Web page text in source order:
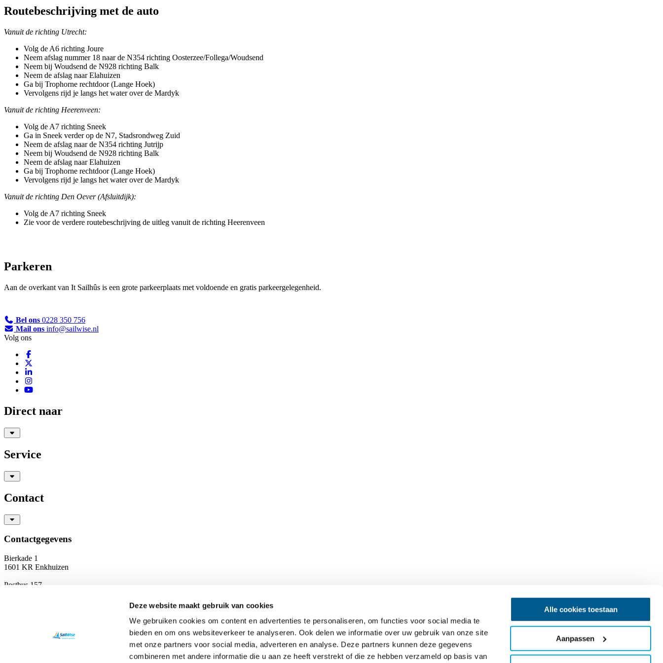
Deze website maakt gebruik van cookies
We gebruiken cookies om content en advertenties te personaliseren, om functies voor social media te
bieden en om ons websiteverkeer te analyseren. Ook delen we informatie over uw gebruik van onze site
met onze partners voor social media, adverteren en analyse. Deze partners kunnen deze gegevens
combineren met andere informatie die u aan ze heeft verstrekt of die ze hebben verzameld op basis van
Alle cookies toestaan
Aanpassen
Routebeschrijving met de auto
Vanuit de richting Utrecht:
Volg de A6 richting Joure
Neem afslag nummer 18 naar de N354 richting Oosterzee/Follega/Woudsend
Neem bij Woudsend de N928 richting Balk
Neem de afslag naar Elahuizen
Ga bij Trophorne rechtdoor (Lange Hoek)
Vervolgens rijd je langs het water over de Mardyk
Vanuit de richting Heerenveen:
Volg de A7 richting Sneek
Ga in Sneek verder op de N7, Stadsrondweg Zuid
Neem de afslag naar de N354 richting Jutrijp
Neem bij Woudsend de N928 richting Balk
Neem de afslag naar Elahuizen
Ga bij Trophorne rechtdoor (Lange Hoek)
Vervolgens rijd je langs het water over de Mardyk
Vanuit de richting Den Oever (Afsluitdijk):
Volg de A7 richting Sneek
Zie voor de verdere routebeschrijving de uitleg vanuit de richting Heerenveen
Parkeren
Aan de overkant van It Sailhûs is een grote parkeerplaats met voldoende en gratis parkeergelegenheid.
Bel ons 0228 350 756
Mail ons info@sailwise.nl
Volg ons
Direct naar
Service
Contact
Contactgegevens
Bierkade 1
1601 KR Enkhuizen
Postbus 157
RSIN: 8042 17 488